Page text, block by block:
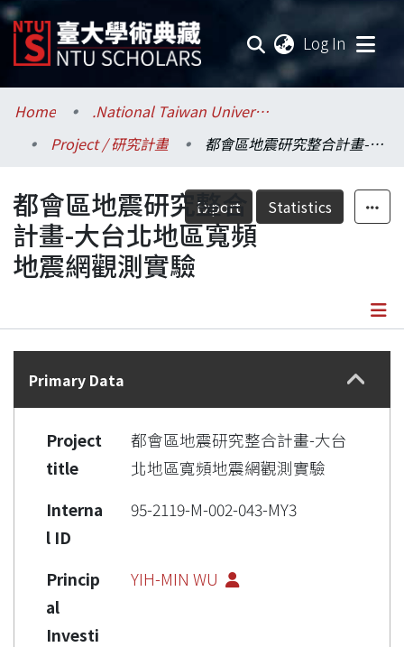
Log In
Communities & Collections
Research Outputs
Fundings & Projects
Researchers
Statistics
Home
.National Taiwan University / 國立臺灣大學
Project / 研究計畫
都會區地震研究整合計畫-大台北地區寬頻地震網觀測實驗
Export Statistics
都會區地震研究整合
計畫-大台北地區寬頻
地震網觀測實驗
Details
Primary Data
Project
title
都會區地震研究整合計畫-大台
北地區寬頻地震網觀測實驗
Interna
l ID
95-2119-M-002-043-MY3
Princip
al
Investi
YIH-MIN WU